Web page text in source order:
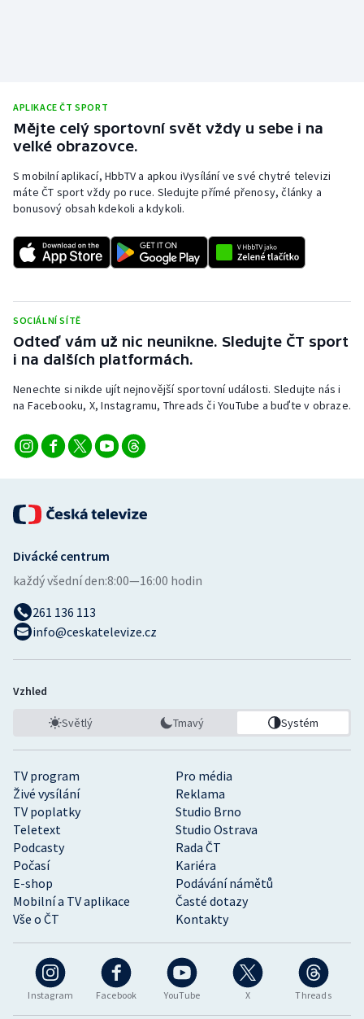
APLIKACE ČT SPORT
Mějte celý sportovní svět vždy u sebe i na
velké obrazovce.
S mobilní aplikací, HbbTV a apkou iVysílání ve své chytré televizi
máte ČT sport vždy po ruce. Sledujte přímé přenosy, články a
bonusový obsah kdekoli a kdykoli.
SOCIÁLNÍ SÍTĚ
Odteď vám už nic neunikne. Sledujte ČT sport
i na dalších platformách.
Nenechte si nikde ujít nejnovější sportovní události. Sledujte nás i
na Facebooku, X, Instagramu, Threads či YouTube a buďte v obraze.
Instagram Facebook YouTube X Threads
TV program
Pro média
Živé vysílání
Reklama
TV poplatky
Studio Brno
Teletext
Studio Ostrava
Podcasty
Rada ČT
Počasí
Kariéra
E-shop
Podávání námětů
Mobilní a TV aplikace
Časté dotazy
Vše o ČT
Kontakty
Divácké centrum
každý všední den:8:00—16:00 hodin
261 136 113
info@ceskatelevize.cz
Vzhled
Světlý Tmavý Systém